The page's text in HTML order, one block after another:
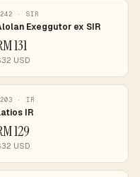
242 · SIR
Exeggutor ex SIR
131
32 USD
203 · IR
IR
129
32 USD